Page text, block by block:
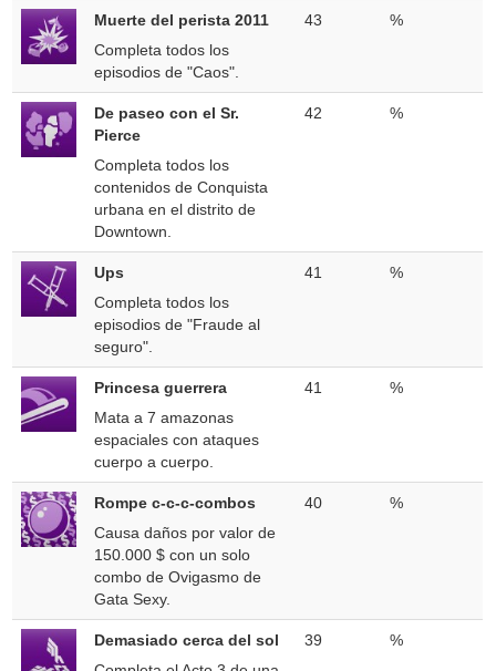
Muerte del perista 2011
Completa todos los
episodios de "Caos".
43 %
De paseo con el Sr.
Pierce
Completa todos los
contenidos de Conquista
urbana en el distrito de
Downtown.
42 %
Ups
Completa todos los
episodios de "Fraude al
seguro".
41 %
Princesa guerrera
Mata a 7 amazonas
espaciales con ataques
cuerpo a cuerpo.
41 %
Rompe c-c-c-combos
Causa daños por valor de
150.000 $ con un solo
combo de Ovigasmo de
Gata Sexy.
40 %
Demasiado cerca del sol
39 %